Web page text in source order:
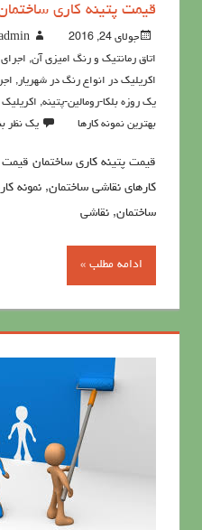
قیمت پتینه کاری
جولای 24, 2016
اتاق رمانتیک و رنگ امیزی آن,
اکریلیک در انواع رنگ در شهریار ,
یک روزه بلکا-رومالین-پتینه, اکريليک
بهترین نمونه کارها
یک نظر
قیمت پتینه کاری ساختمان قیمت
کارهای نقاشی ساختمان, نمونه
ساختمان, نقاشی
ادامه مطلب »